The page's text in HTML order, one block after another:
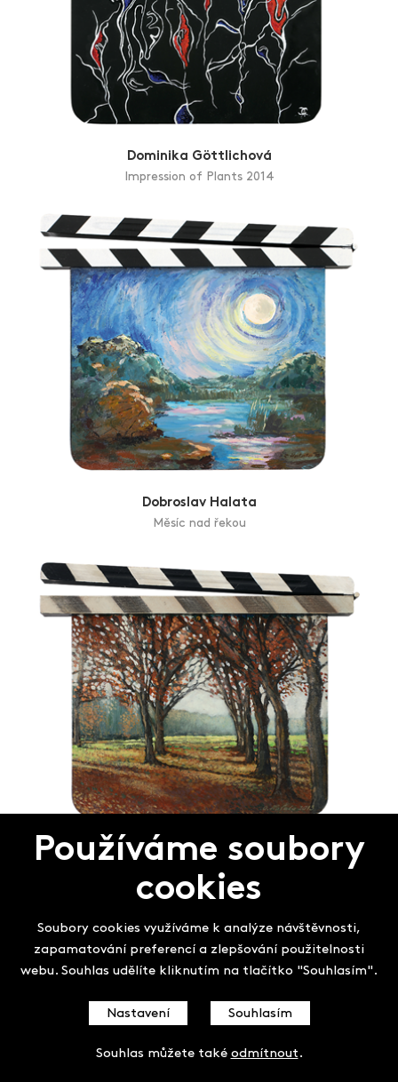
Dominika Göttlichová
Impression of Plants 2014
Dobroslav Halata
Měsíc nad řekou
Ondřej Halata
Podzim
Používáme soubory
cookies
Soubory cookies využíváme k analýze návštěvnosti,
zapamatování preferencí a zlepšování použitelnosti
webu. Souhlas udělíte kliknutím na tlačítko "Souhlasím".
Nastavení Souhlasím
Souhlas můžete také odmítnout .